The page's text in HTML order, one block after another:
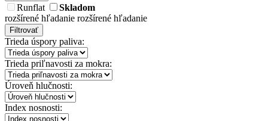
Runflat
Skladom
rozšírené hľadanie rozšírené hľadanie
Filtrovať
Trieda úspory paliva:
Trieda priľnavosti za mokra:
Úroveň hlučnosti:
Index nosnosti: